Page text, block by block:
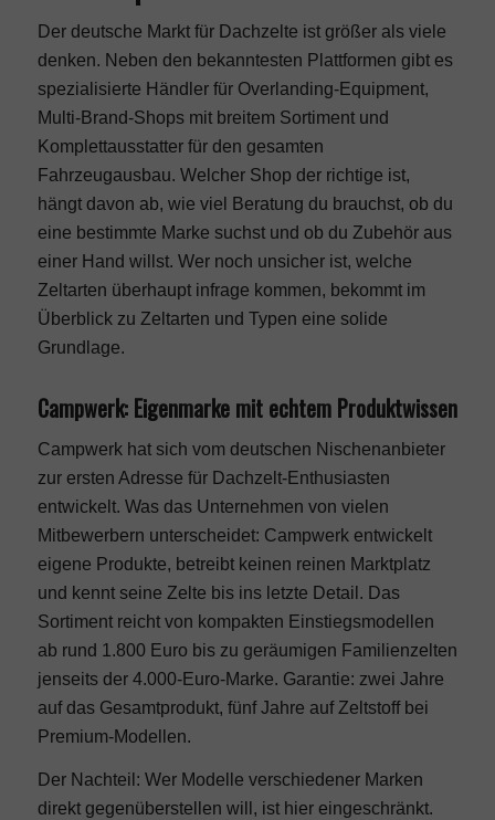
Der deutsche Markt für Dachzelte ist größer als viele
denken. Neben den bekanntesten Plattformen gibt es
spezialisierte Händler für Overlanding-Equipment,
Multi-Brand-Shops mit breitem Sortiment und
Komplettausstatter für den gesamten
Fahrzeugausbau. Welcher Shop der richtige ist,
hängt davon ab, wie viel Beratung du brauchst, ob du
eine bestimmte Marke suchst und ob du Zubehör aus
einer Hand willst. Wer noch unsicher ist, welche
Zeltarten überhaupt infrage kommen, bekommt im
Überblick zu Zeltarten und Typen eine solide
Grundlage.
Campwerk: Eigenmarke mit echtem Produktwissen
Campwerk hat sich vom deutschen Nischenanbieter
zur ersten Adresse für Dachzelt-Enthusiasten
entwickelt. Was das Unternehmen von vielen
Mitbewerbern unterscheidet: Campwerk entwickelt
eigene Produkte, betreibt keinen reinen Marktplatz
und kennt seine Zelte bis ins letzte Detail. Das
Sortiment reicht von kompakten Einstiegsmodellen
ab rund 1.800 Euro bis zu geräumigen Familienzelten
jenseits der 4.000-Euro-Marke. Garantie: zwei Jahre
auf das Gesamtprodukt, fünf Jahre auf Zeltstoff bei
Premium-Modellen.
Der Nachteil: Wer Modelle verschiedener Marken
direkt gegenüberstellen will, ist hier eingeschränkt.